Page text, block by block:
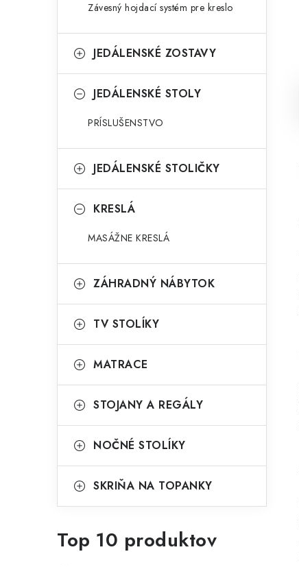
Závesný hojdací systém pre kreslo
JEDÁLENSKÉ ZOSTAVY
JEDÁLENSKÉ STOLY
PRÍSLUŠENSTVO
JEDÁLENSKÉ STOLIČKY
KRESLÁ
MASÁŽNE KRESLÁ
ZÁHRADNÝ NÁBYTOK
TV STOLÍKY
MATRACE
STOJANY A REGÁLY
NOČNÉ STOLÍKY
SKRIŇA NA TOPANKY
Top 10 produktov